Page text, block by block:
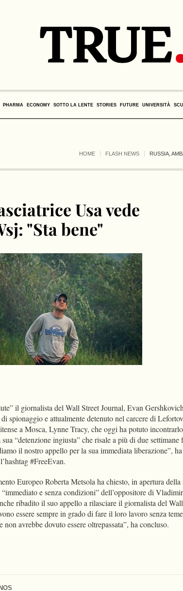
PHARMA ECONOMY SOTTO LA LENTE STORIES FUTURE UNIVERSITÀ
HOME FLASH NEWS RUSSIA,
Usa vede
"Sta bene"
il giornalista del Wall Street Journal, Evan
spionaggio e attualmente detenuto nel carcere di
a Mosca, Lynne Tracy, che oggi ha potuto
“detenzione ingiusta” che risale a più di due settimane
il nostro appello per la sua immediata liberazione”,
#FreeEvan.
Europeo Roberta Metsola ha chiesto, in apertura della
e senza condizioni” dell’oppositore di
ribadito il suo appello a rilasciare il giornalista del
essere sempre in grado di fare il loro lavoro senza
non avrebbe dovuto essere oltrepassata”, ha concluso.